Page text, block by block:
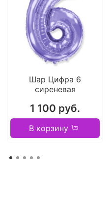
Шар Цифра 6
сиреневая
1 100 руб.
В корзину